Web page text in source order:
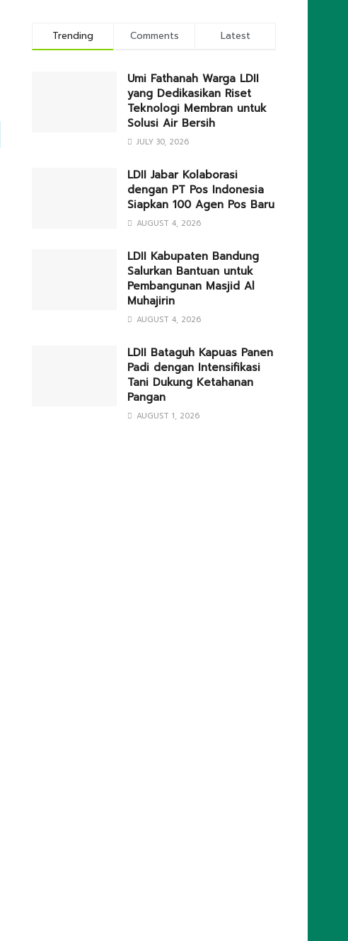
Trending Comments Latest
Umi Fathanah Warga LDII
yang Dedikasikan Riset
Teknologi Membran untuk
Solusi Air Bersih
JULY 30, 2026
LDII Jabar Kolaborasi
dengan PT Pos Indonesia
Siapkan 100 Agen Pos Baru
AUGUST 4, 2026
LDII Kabupaten Bandung
Salurkan Bantuan untuk
Pembangunan Masjid Al
Muhajirin
AUGUST 4, 2026
LDII Bataguh Kapuas Panen
Padi dengan Intensifikasi
Tani Dukung Ketahanan
Pangan
AUGUST 1, 2026